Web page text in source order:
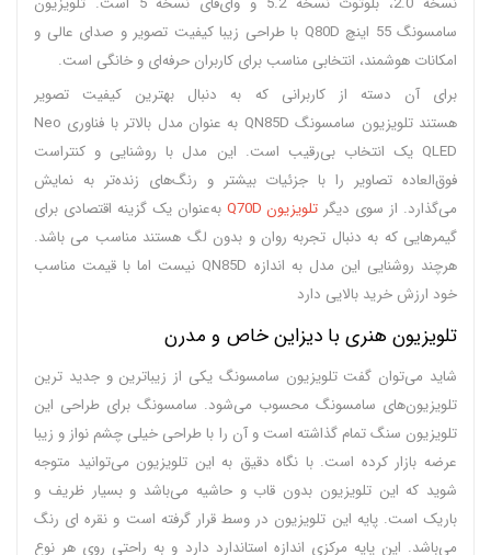
سامسونگ 55 اینچ Q80D با طراحی زیبا کیفیت تصویر و صدای عالی و
امکانات هوشمند، انتخابی مناسب برای کاربران حرفه‌ای و خانگی است.
برای آن دسته از کاربرانی که به دنبال بهترین کیفیت تصویر
هستند تلویزیون سامسونگ QN85D به عنوان مدل بالاتر با فناوری Neo
QLED یک انتخاب بی‌رقیب است. این مدل با روشنایی و کنتراست
فوق‌العاده تصاویر را با جزئیات بیشتر و رنگ‌های زنده‌تر به نمایش
می‌گذارد. از سوی دیگر تلویزیون Q70D
به‌عنوان یک گزینه اقتصادی برای
گیمرهایی که به دنبال تجربه روان و بدون لگ هستند مناسب می باشد.
هرچند روشنایی این مدل به اندازه QN85D نیست اما با قیمت مناسب
خود ارزش خرید بالایی دارد
تلویزیون هنری با دیزاین خاص و مدرن
شاید می‌توان گفت تلویزیون سامسونگ یکی از زیباترین و جدید ترین
تلویزیون‌های سامسونگ محسوب می‌شود. سامسونگ برای طراحی این
تلویزیون سنگ تمام گذاشته است و آن را با طراحی خیلی چشم نواز و زیبا
عرضه بازار کرده است. با نگاه دقیق به این تلویزیون می‌توانید متوجه
شوید که این تلویزیون بدون قاب و حاشیه می‌باشد و بسیار ظریف و
باریک است. پایه این تلویزیون در وسط قرار گرفته است و نقره ای رنگ
می‌باشد. این پایه مرکزی اندازه استاندارد دارد و به راحتی روی هر نوع